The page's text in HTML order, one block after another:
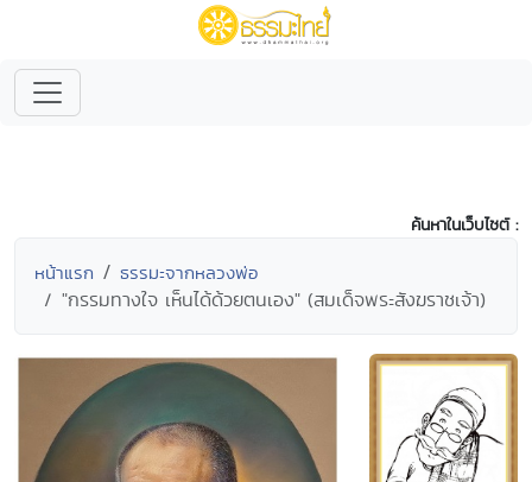
ค้นหาในเว็บไซต์ :
หน้าแรก ธรรมะจากหลวงพ่อ
"กรรมทางใจ เห็นได้ด้วยตนเอง" (สมเด็จพระสังฆราชเจ้า)